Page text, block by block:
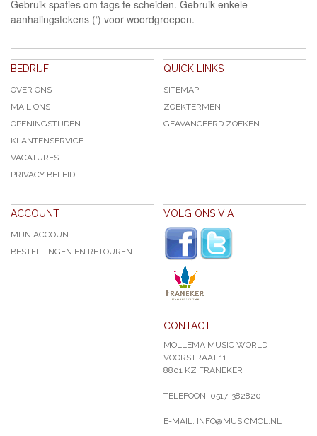
Gebruik spaties om tags te scheiden. Gebruik enkele
aanhalingstekens (‘) voor woordgroepen.
BEDRIJF
OVER ONS
MAIL ONS
OPENINGSTIJDEN
KLANTENSERVICE
VACATURES
PRIVACY BELEID
QUICK LINKS
SITEMAP
ZOEKTERMEN
GEAVANCEERD ZOEKEN
ACCOUNT
MIJN ACCOUNT
BESTELLINGEN EN RETOUREN
VOLG ONS VIA
CONTACT
MOLLEMA MUSIC WORLD
VOORSTRAAT 11
8801 KZ FRANEKER
TELEFOON: 0517-382820
E-MAIL: INFO@MUSICMOL.NL